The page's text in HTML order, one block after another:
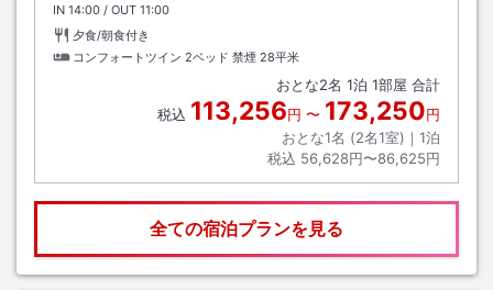
IN チェックイン
14:00 / OUT チェックアウト
11:00
夕食/朝食付き
コンフォートツイン 2ベッド 禁煙 28平米
おとな2名 1泊 1部屋 合計
税込 113,256円 〜 173,250円
おとな1名 (2名1室)｜ 1泊
税込 56,628円〜86,625円
全ての宿泊プランを見る